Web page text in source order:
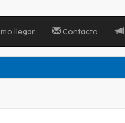
llegar Contacto